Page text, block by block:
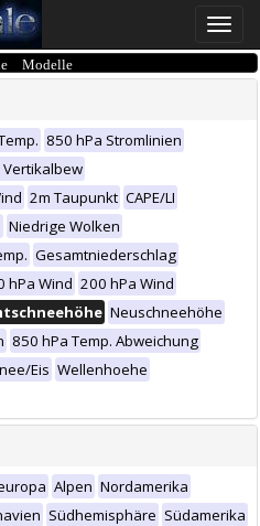
Toggle
Modelle
850 hPa Stromlinien
Vertikalbew
2m Taupunkt CAPE/LI
Niedrige Wolken
Gesamtniederschlag
hPa Wind 200 hPa Wind
Neuschneehöhe
850 hPa Temp. Abweichung
Eis Wellenhoehe
Alpen Nordamerika
Südhemisphäre Südamerika